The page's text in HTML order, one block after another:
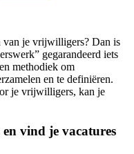
van je vrijwilligers? Dan is
gegarandeerd iets
methodiek om
en te definiëren.
je vrijwilligers, kan je
vind je vacatures